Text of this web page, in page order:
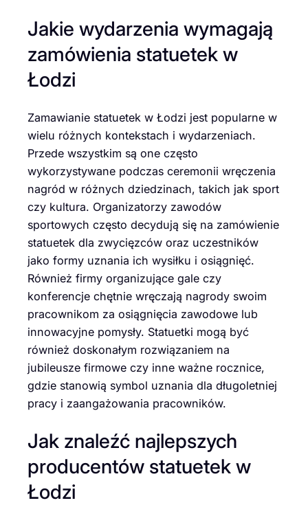
Jakie wydarzenia wymagają
zamówienia statuetek w
Łodzi
Zamawianie statuetek w Łodzi jest popularne w
wielu różnych kontekstach i wydarzeniach.
Przede wszystkim są one często
wykorzystywane podczas ceremonii wręczenia
nagród w różnych dziedzinach, takich jak sport
czy kultura. Organizatorzy zawodów
sportowych często decydują się na zamówienie
statuetek dla zwycięzców oraz uczestników
jako formy uznania ich wysiłku i osiągnięć.
Również firmy organizujące gale czy
konferencje chętnie wręczają nagrody swoim
pracownikom za osiągnięcia zawodowe lub
innowacyjne pomysły. Statuetki mogą być
również doskonałym rozwiązaniem na
jubileusze firmowe czy inne ważne rocznice,
gdzie stanowią symbol uznania dla długoletniej
pracy i zaangażowania pracowników.
Jak znaleźć najlepszych
producentów statuetek w
Łodzi